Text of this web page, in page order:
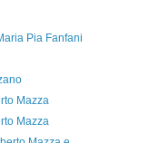
Pia Fanfani
Mazza
Mazza